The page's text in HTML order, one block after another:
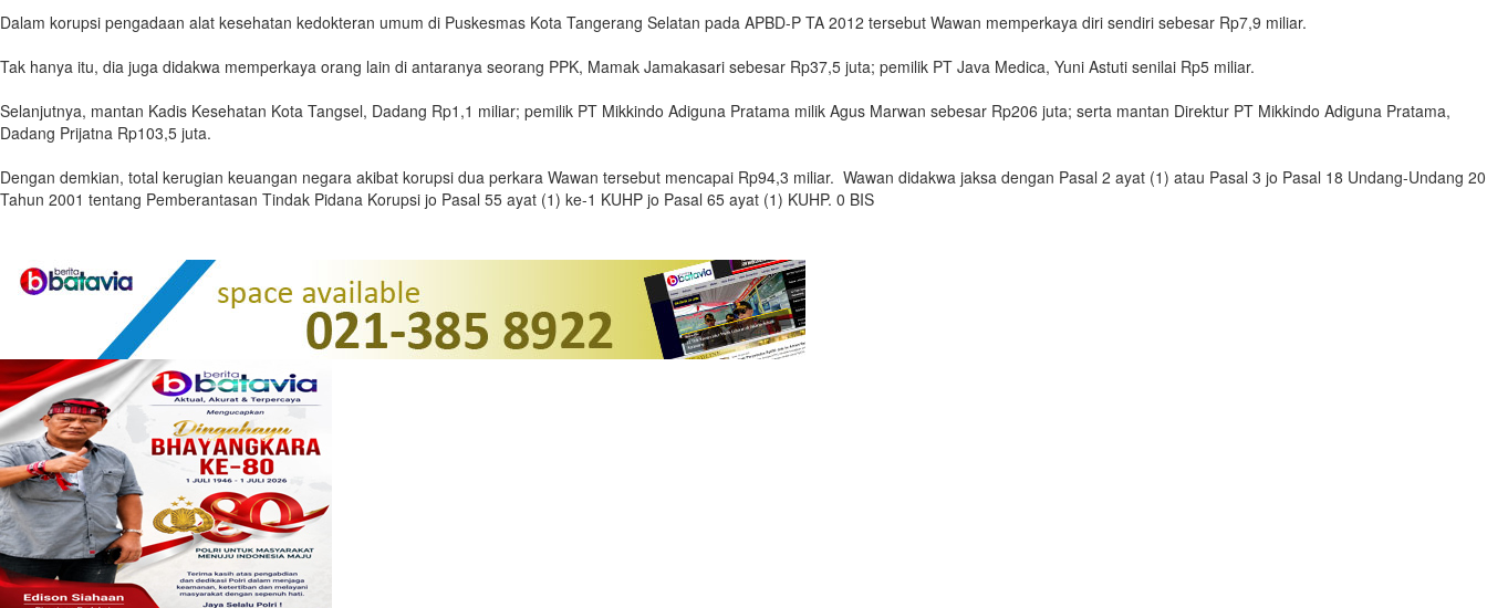
Dalam korupsi pengadaan alat kesehatan kedokteran umum di Puskesmas Kota Tangerang Selatan pada APBD-P TA 2012 tersebut Wawan memperkaya diri sendiri sebesar Rp7,9 miliar.
Tak hanya itu, dia juga didakwa memperkaya orang lain di antaranya seorang PPK, Mamak Jamakasari sebesar Rp37,5 juta; pemilik PT Java Medica, Yuni Astuti senilai Rp5 miliar.
Selanjutnya, mantan Kadis Kesehatan Kota Tangsel, Dadang Rp1,1 miliar; pemilik PT Mikkindo Adiguna Pratama milik Agus Marwan sebesar Rp206 juta; serta mantan Direktur PT Mikkindo Adiguna Pratama,
Dadang Prijatna Rp103,5 juta.
Dengan demkian, total kerugian keuangan negara akibat korupsi dua perkara Wawan tersebut mencapai Rp94,3 miliar. Wawan didakwa jaksa dengan Pasal 2 ayat (1) atau Pasal 3 jo Pasal 18 Undang-Undang 20
Tahun 2001 tentang Pemberantasan Tindak Pidana Korupsi jo Pasal 55 ayat (1) ke-1 KUHP jo Pasal 65 ayat (1) KUHP. 0 BIS